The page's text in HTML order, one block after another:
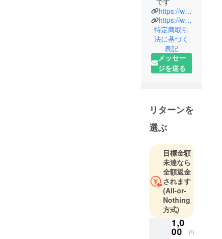
https://www.j-living.net/
https://www.manaboo-sakai.shop/
特定商取引
法に基づく
表記
メッセー
ジを送る
リターンを
選ぶ
目標金額
未達なら
全額返金
されます
(All-or-
Nothing
方式)
1,0
00 円